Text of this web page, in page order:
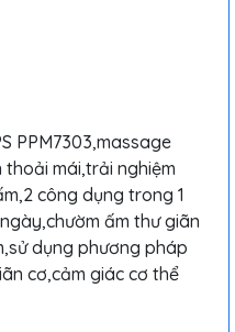
PPM7303,massage
mái,trải nghiệm
công dụng trong 1
ấm thư giãn
dụng phương pháp
cơ,cảm giác cơ thể